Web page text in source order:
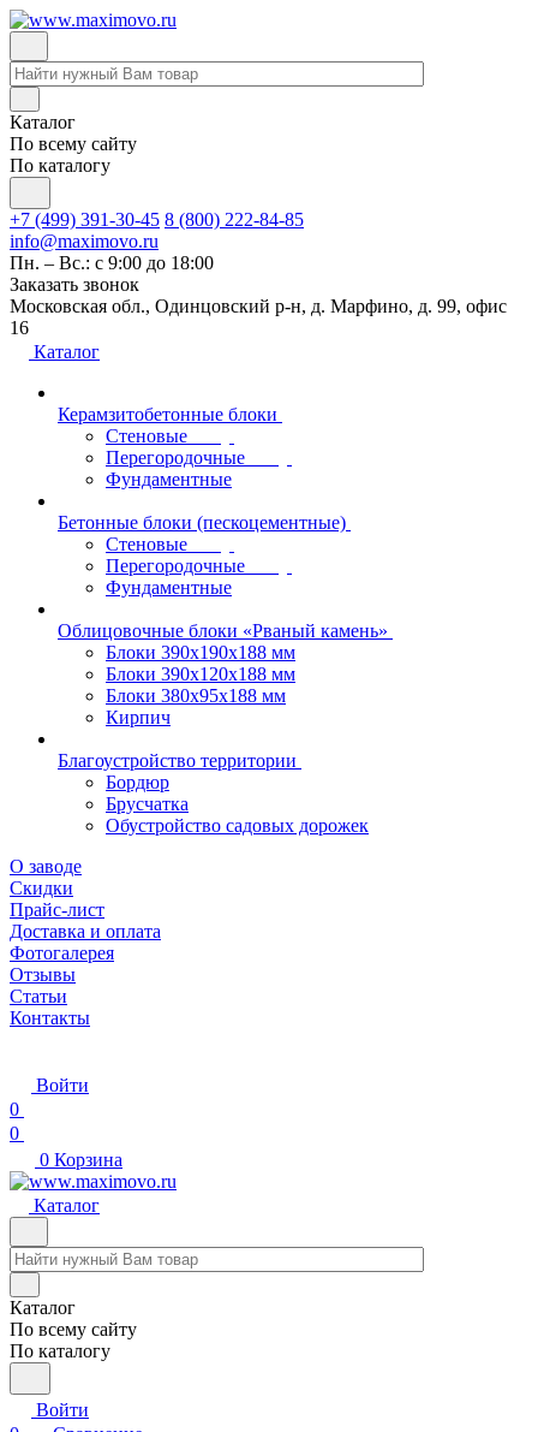
Каталог
По всему сайту
По каталогу
+7 (499) 391-30-45 8 (800) 222-84-85
info@maximovo.ru
Пн. – Вс.: с 9:00 до 18:00
Заказать звонок
Московская обл., Одинцовский р-н, д. Марфино, д. 99, офис
16
Каталог
Керамзитобетонные блоки
Стеновые
Перегородочные
Фундаментные
Бетонные блоки (пескоцементные)
Стеновые
Перегородочные
Фундаментные
Облицовочные блоки «Рваный камень»
Блоки 390х190х188 мм
Блоки 390х120х188 мм
Блоки 380х95х188 мм
Кирпич
Благоустройство территории
Бордюр
Брусчатка
Обустройство садовых дорожек
О заводе
Скидки
Прайс-лист
Доставка и оплата
Фотогалерея
Отзывы
Статьи
Контакты
Войти
0
0
0 Корзина
Каталог
Каталог
По всему сайту
По каталогу
Войти